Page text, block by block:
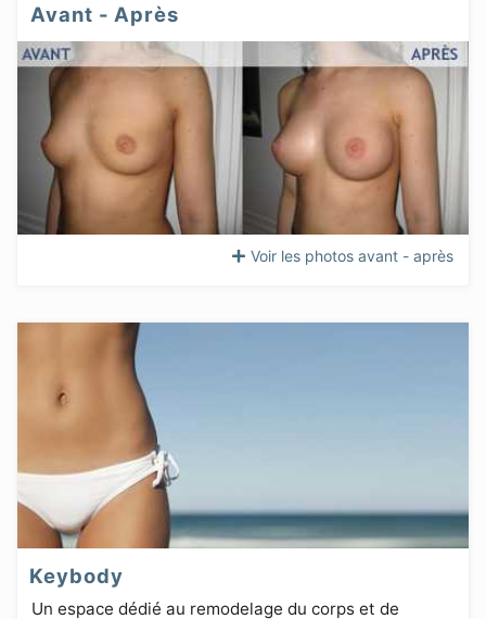
Avant - Après
Voir les photos avant - après
Keybody
Un espace dédié au remodelage du corps et de